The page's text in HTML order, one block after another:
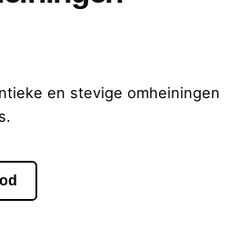
en stevige omheiningen